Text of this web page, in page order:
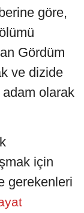
göre,
Gördüm
ve dizide
olarak
için
gerekenleri